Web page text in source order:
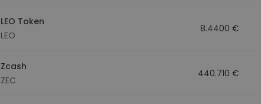
LEO Token
LEO
8.4400 €
Zcash
ZEC
440.710 €